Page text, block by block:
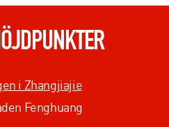
i Zhangjiajie
Fenghuang